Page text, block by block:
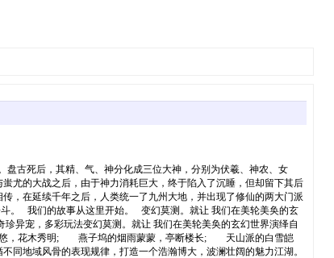
盘古死后，其精、气、神分化成三位大神，分别为伏羲、神农、女
的大战之后，由于神力消耗巨大，终于陷入了沉睡，但却留下其后
，在延续千年之后，人类统一了九州大地，并出现了修仙的两大门派
。 我们的故事从这里开始。 变幻莫测。就让 我们在美轮美奂的玄
异宠，多彩玩法变幻莫测。就让 我们在美轮美奂的玄幻世界演绎自
悠，花木秀明; 燕子坞的烟雨蒙蒙，亭断楼长; 天山派的白雪皑
地域风骨的表现规律，打造一个浩瀚博大，波澜壮阔的魅力江湖。